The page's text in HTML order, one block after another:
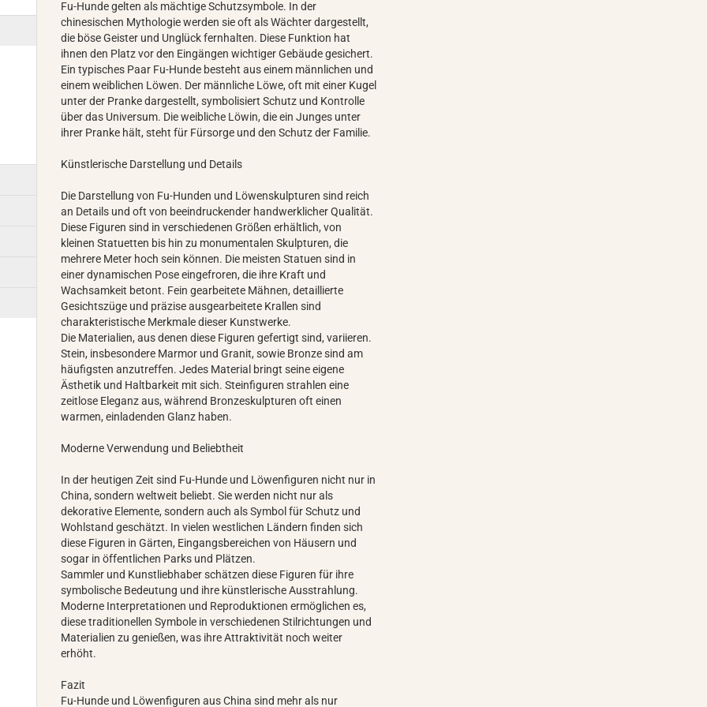
Fu-Hunde gelten als mächtige Schutzsymbole. In der
chinesischen Mythologie werden sie oft als Wächter dargestellt,
die böse Geister und Unglück fernhalten. Diese Funktion hat
ihnen den Platz vor den Eingängen wichtiger Gebäude gesichert.
Ein typisches Paar Fu-Hunde besteht aus einem männlichen und
einem weiblichen Löwen. Der männliche Löwe, oft mit einer Kugel
unter der Pranke dargestellt, symbolisiert Schutz und Kontrolle
über das Universum. Die weibliche Löwin, die ein Junges unter
ihrer Pranke hält, steht für Fürsorge und den Schutz der Familie.
Künstlerische Darstellung und Details
Die Darstellung von Fu-Hunden und Löwenskulpturen sind reich
an Details und oft von beeindruckender handwerklicher Qualität.
Diese Figuren sind in verschiedenen Größen erhältlich, von
kleinen Statuetten bis hin zu monumentalen Skulpturen, die
mehrere Meter hoch sein können. Die meisten Statuen sind in
einer dynamischen Pose eingefroren, die ihre Kraft und
Wachsamkeit betont. Fein gearbeitete Mähnen, detaillierte
Gesichtszüge und präzise ausgearbeitete Krallen sind
charakteristische Merkmale dieser Kunstwerke.
Die Materialien, aus denen diese Figuren gefertigt sind, variieren.
Stein, insbesondere Marmor und Granit, sowie Bronze sind am
häufigsten anzutreffen. Jedes Material bringt seine eigene
Ästhetik und Haltbarkeit mit sich. Steinfiguren strahlen eine
zeitlose Eleganz aus, während Bronzeskulpturen oft einen
warmen, einladenden Glanz haben.
Moderne Verwendung und Beliebtheit
In der heutigen Zeit sind Fu-Hunde und Löwenfiguren nicht nur in
China, sondern weltweit beliebt. Sie werden nicht nur als
dekorative Elemente, sondern auch als Symbol für Schutz und
Wohlstand geschätzt. In vielen westlichen Ländern finden sich
diese Figuren in Gärten, Eingangsbereichen von Häusern und
sogar in öffentlichen Parks und Plätzen.
Sammler und Kunstliebhaber schätzen diese Figuren für ihre
symbolische Bedeutung und ihre künstlerische Ausstrahlung.
Moderne Interpretationen und Reproduktionen ermöglichen es,
diese traditionellen Symbole in verschiedenen Stilrichtungen und
Materialien zu genießen, was ihre Attraktivität noch weiter
erhöht.
Fazit
Fu-Hunde und Löwenfiguren aus China sind mehr als nur